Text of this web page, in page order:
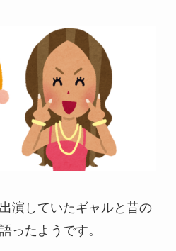
演していたギャルと昔の
ったようです。